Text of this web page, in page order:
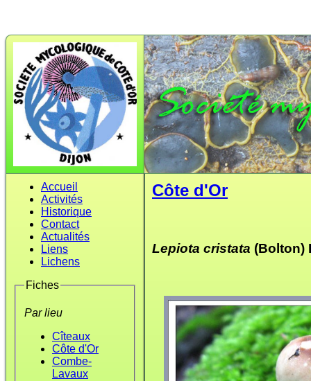
Accueil
Activités
Historique
Contact
Actualités
Liens
Lichens
Fiches
Par lieu
Cîteaux
Côte d'Or
Combe-
Lavaux
Côte d'Or
Lepiota cristata (Bolton)